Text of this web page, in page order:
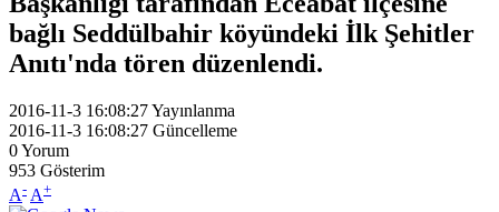
bağlı Seddülbahir köyündeki İlk Şehitler
Anıtı'nda tören düzenlendi.
2016-11-3 16:08:27Yayınlanma
2016-11-3 16:08:27 Güncelleme
0Yorum
953 Gösterim
A- A+